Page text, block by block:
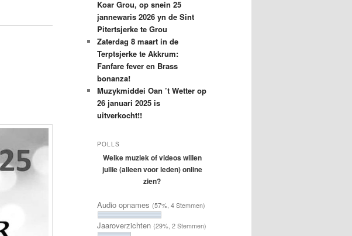
Koar Grou, op snein 25
jannewaris 2026 yn de Sint
Pitertsjerke te Grou
Zaterdag 8 maart in de
Terptsjerke te Akkrum:
Fanfare fever en Brass
bonanza!
Muzykmiddei Oan ’t Wetter op
26 januari 2025 is
uitverkocht!!
POLLS
Welke muziek of videos willen
jullie (alleen voor leden) online
zien?
Audio opnames (57%, 4 Stemmen)
Jaaroverzichten (29%, 2 Stemmen)